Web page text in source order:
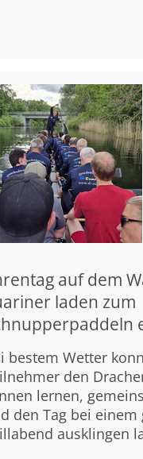
auf dem
laden zum
bestem Wetter
den
lernen,
den Tag bei
ausklingen